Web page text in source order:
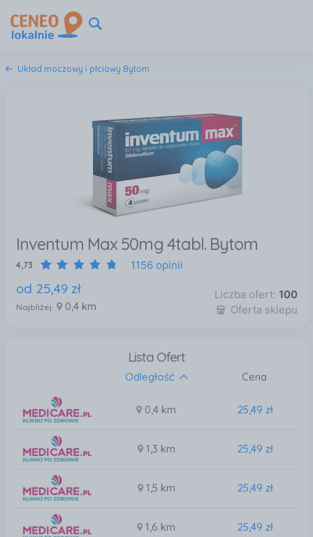
Układ moczowy i płciowy Bytom
Inventum Max 50mg 4tabl. Bytom
4,73 1156 opinii
od 25,49 zł
Najbliżej: 0,4 km
Liczba ofert: 100
Oferta sklepu
Lista Ofert
Odległość Cena
0,4 km 25,49 zł
1,3 km 25,49 zł
1,5 km 25,49 zł
1,6 km 25,49 zł